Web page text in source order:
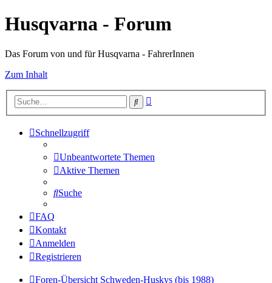
Husqvarna - Forum
Das Forum von und für Husqvarna - FahrerInnen
Zum Inhalt
Suche
Schnellzugriff
Unbeantwortete Themen
Aktive Themen
Suche
FAQ
Kontakt
Anmelden
Registrieren
Foren-Übersicht Schweden-Huskys (bis 1988)